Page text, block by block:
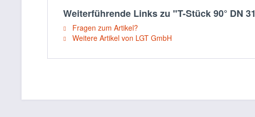
Weiterführende Links zu "T-Stück 90° DN
Fragen zum Artikel?
Weitere Artikel von LGT GmbH